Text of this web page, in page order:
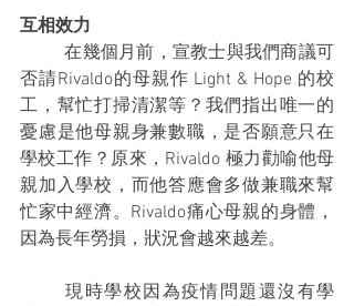
互相效力
	在幾個月前，宣教士與我們商議可
否請Rivaldo的母親作 Light & Hope 的校
工，幫忙打掃清潔等？我們指出唯一的
憂慮是他母親身兼數職，是否願意只在
學校工作？原來，Rivaldo 極力勸喻他母
親加入學校，而他答應會多做兼職來幫
忙家中經濟。Rivaldo痛心母親的身體，
因為長年勞損，狀況會越來越差。
	現時學校因為疫情問題還沒有學